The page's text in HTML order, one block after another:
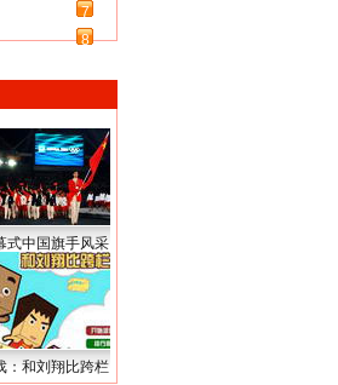
7
8
式中国旗手风采
：和刘翔比跨栏